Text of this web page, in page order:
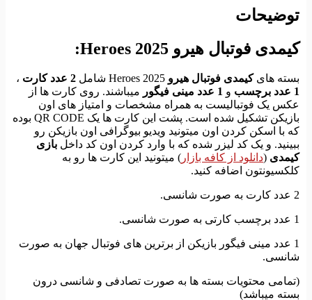
توضیحات
کیمدی فوتبال هیرو 2025 Heroes:
بسته هایکیمدی فوتبال هیرو 2 عدد کارت
،
1 عدد برچسب
و 1 عدد مینی فیگور
میباشند. روی کارت ها از
عکس یک فوتبالیست به همراه مشخصات و امتیاز های اون
بازیکن تشکیل شده است. پشت این کارت ها یک QR CODE بوده
که با اسکن کردن اون میتونید ویدیو بیوگرافی اون بازیکن رو
ببینید. و یک کد لیزر شده که با وارد کردن اون کد داخل بازی
کیمدی (دانلود از کافه بازار ) میتونید این کارت ها رو به
کلکسیونتون اضافه کنید.
2 عدد کارت به صورت شانسی.
1 عدد برچسب کارتی به صورت شانسی.
1 عدد مینی فیگور بازیکن از برترین های فوتبال جهان به صورت
شانسی.
(تمامی محتویات بسته ها به صورت تصادفی و شانسی درون
بسته میباشد)